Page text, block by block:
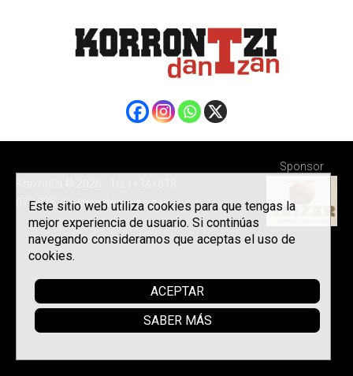
072 076 -Política de privacidad
Sponsor
Este sitio web utiliza cookies para que tengas la
mejor experiencia de usuario. Si continúas
navegando consideramos que aceptas el uso de
cookies.
ACEPTAR
SABER MÁS